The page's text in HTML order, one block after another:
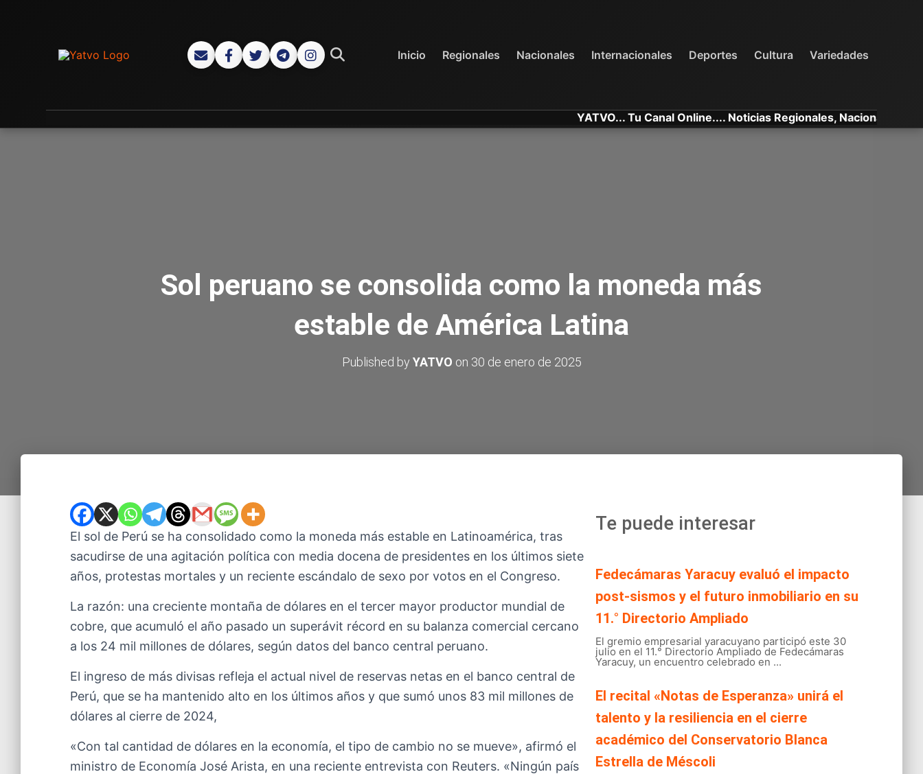
Inicio Regionales Nacionales Internacionales Deportes Cultura Variedades
YATVO... Tu Canal Online.... Noticias Regionales, Nacionales e
Sol peruano se consolida como la moneda más
estable de América Latina
Published by YATVO on 30 de enero de 2025
El sol de Perú se ha consolidado como la moneda más estable en Latinoamérica, tras
sacudirse de una agitación política con media docena de presidentes en los últimos siete
años, protestas mortales y un reciente escándalo de sexo por votos en el Congreso.
La razón: una creciente montaña de dólares en el tercer mayor productor mundial de
cobre, que acumuló el año pasado un superávit récord en su balanza comercial cercano
a los 24 mil millones de dólares, según datos del banco central peruano.
El ingreso de más divisas refleja el actual nivel de reservas netas en el banco central de
Perú, que se ha mantenido alto en los últimos años y que sumó unos 83 mil millones de
dólares al cierre de 2024,
«Con tal cantidad de dólares en la economía, el tipo de cambio no se mueve», afirmó el
ministro de Economía José Arista, en una reciente entrevista con Reuters. «Ningún país
Te puede interesar
Fedecámaras Yaracuy evaluó el impacto
post-sismos y el futuro inmobiliario en su
11.° Directorio Ampliado
El gremio empresarial yaracuyano participó este 30
julio en el 11.° Directorio Ampliado de Fedecámaras
Yaracuy, un encuentro celebrado en ...
El recital «Notas de Esperanza» unirá el
talento y la resiliencia en el cierre
académico del Conservatorio Blanca
Estrella de Méscoli